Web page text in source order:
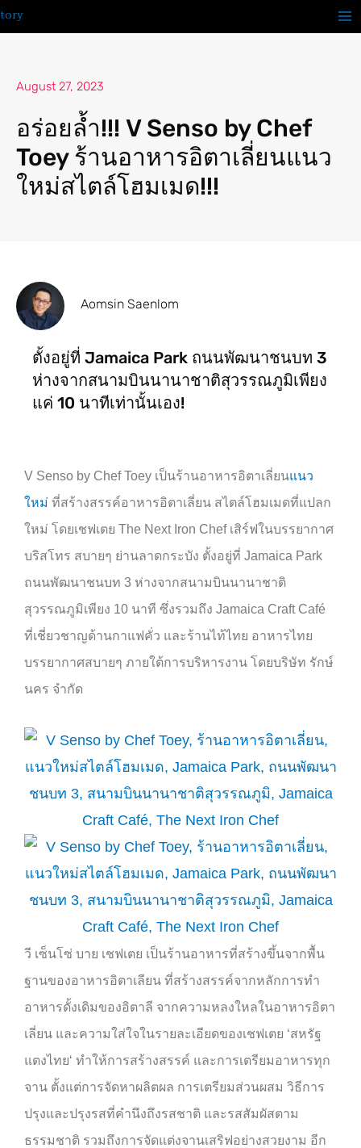
Skip
to
August 27, 2023
อร่อยล้ำ!!! V Senso by Chef
Toey ร้านอาหารอิตาเลี่ยนแนว
ใหม่สไตล์โฮมเมด!!!
Aomsin Saenlom
ตั้งอยู่ที่ Jamaica Park ถนนพัฒนาชนบท 3
ห่างจากสนามบินนานาชาติสุวรรณภูมิเพียง
แค่ 10 นาทีเท่านั้นเอง!
V Senso by Chef Toey เป็นร้านอาหารอิตาเลี่ยนแนว
ใหม่ ที่สร้างสรรค์อาหารอิตาเลี่ยน สไตล์โฮมเมดที่แปลก
ใหม่ โดยเชฟเตย The Next Iron Chef เสิร์ฟในบรรยากาศ
บริสโทร สบายๆ ย่านลาดกระบัง ตั้งอยู่ที่ Jamaica Park
ถนนพัฒนาชนบท 3 ห่างจากสนามบินนานาชาติ
สุวรรณภูมิเพียง 10 นาที ซึ่งรวมถึง Jamaica Craft Café
ที่เชี่ยวชาญด้านกาแฟคั่ว และร้านไท้ไทย อาหารไทย
บรรยากาศสบายๆ ภายใต้การบริหารงาน โดยบริษัท รักษ์
นคร จำกัด
วี เซ็นโซ่ บาย เชฟเตย เป็นร้านอาหารที่สร้างขึ้นจากพื้น
ฐานของอาหารอิตาเลียน ที่สร้างสรรค์จากหลักการทำ
อาหารดั้งเดิมของอิตาลี จากความหลงใหลในอาหารอิตา
เลี่ยน และความใส่ใจในรายละเอียดของเชฟเตย ‘สหรัฐ
แตงไทย‘ ทำให้การสร้างสรรค์ และการเตรียมอาหารทุก
จาน ตั้งแต่การจัดหาผลิตผล การเตรียมส่วนผสม วิธีการ
ปรุงและปรุงรสที่คำนึงถึงรสชาติ และรสสัมผัสตาม
ธรรมชาติ รวมถึงการจัดแต่งจานเสริฟอย่างสวยงาม อีก